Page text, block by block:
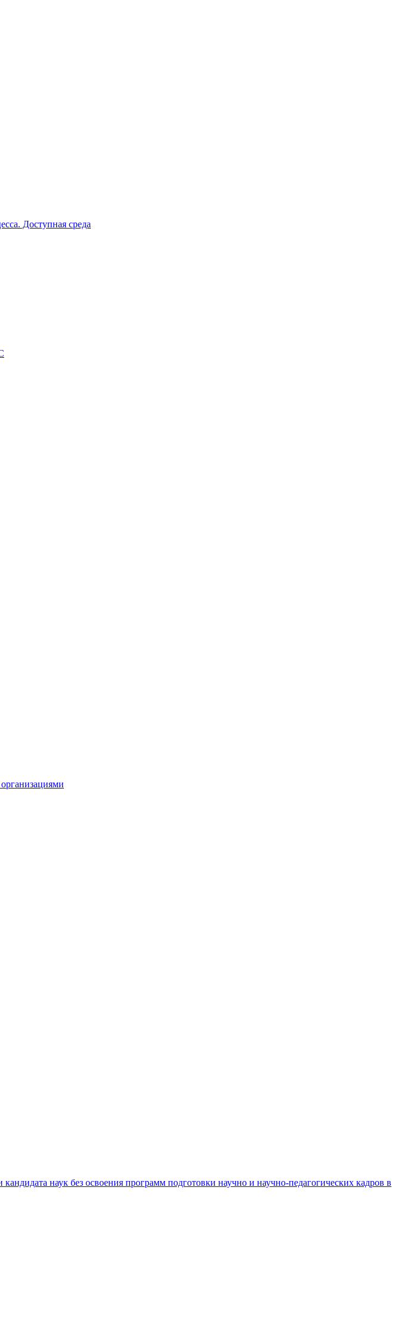
Доступная среда
наук без освоения программ подготовки научно и научно-педагогических кадров в